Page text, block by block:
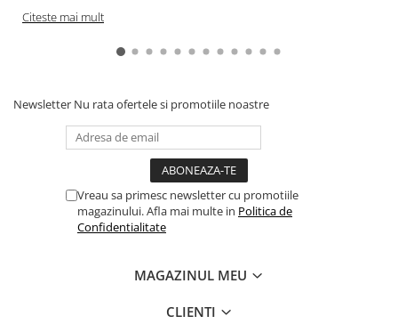
Age of Sigmar
Books and Codex
Accesorii
Friday The 13th
Marvel Univers
Citeste mai mult
Newsletter Nu rata ofertele si promotiile noastre
Vreau sa primesc newsletter cu promotiile
magazinului. Afla mai multe in Politica de
Confidentialitate
MAGAZINUL MEU
CLIENTI